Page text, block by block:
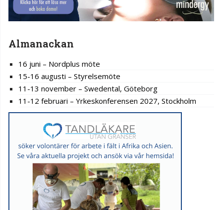
Almanackan
16 juni – Nordplus möte
15-16 augusti – Styrelsemöte
11-13 november – Swedental, Göteborg
11-12 februari – Yrkeskonferensen 2027, Stockholm